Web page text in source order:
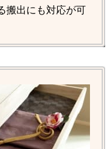
搬出にも対応が可